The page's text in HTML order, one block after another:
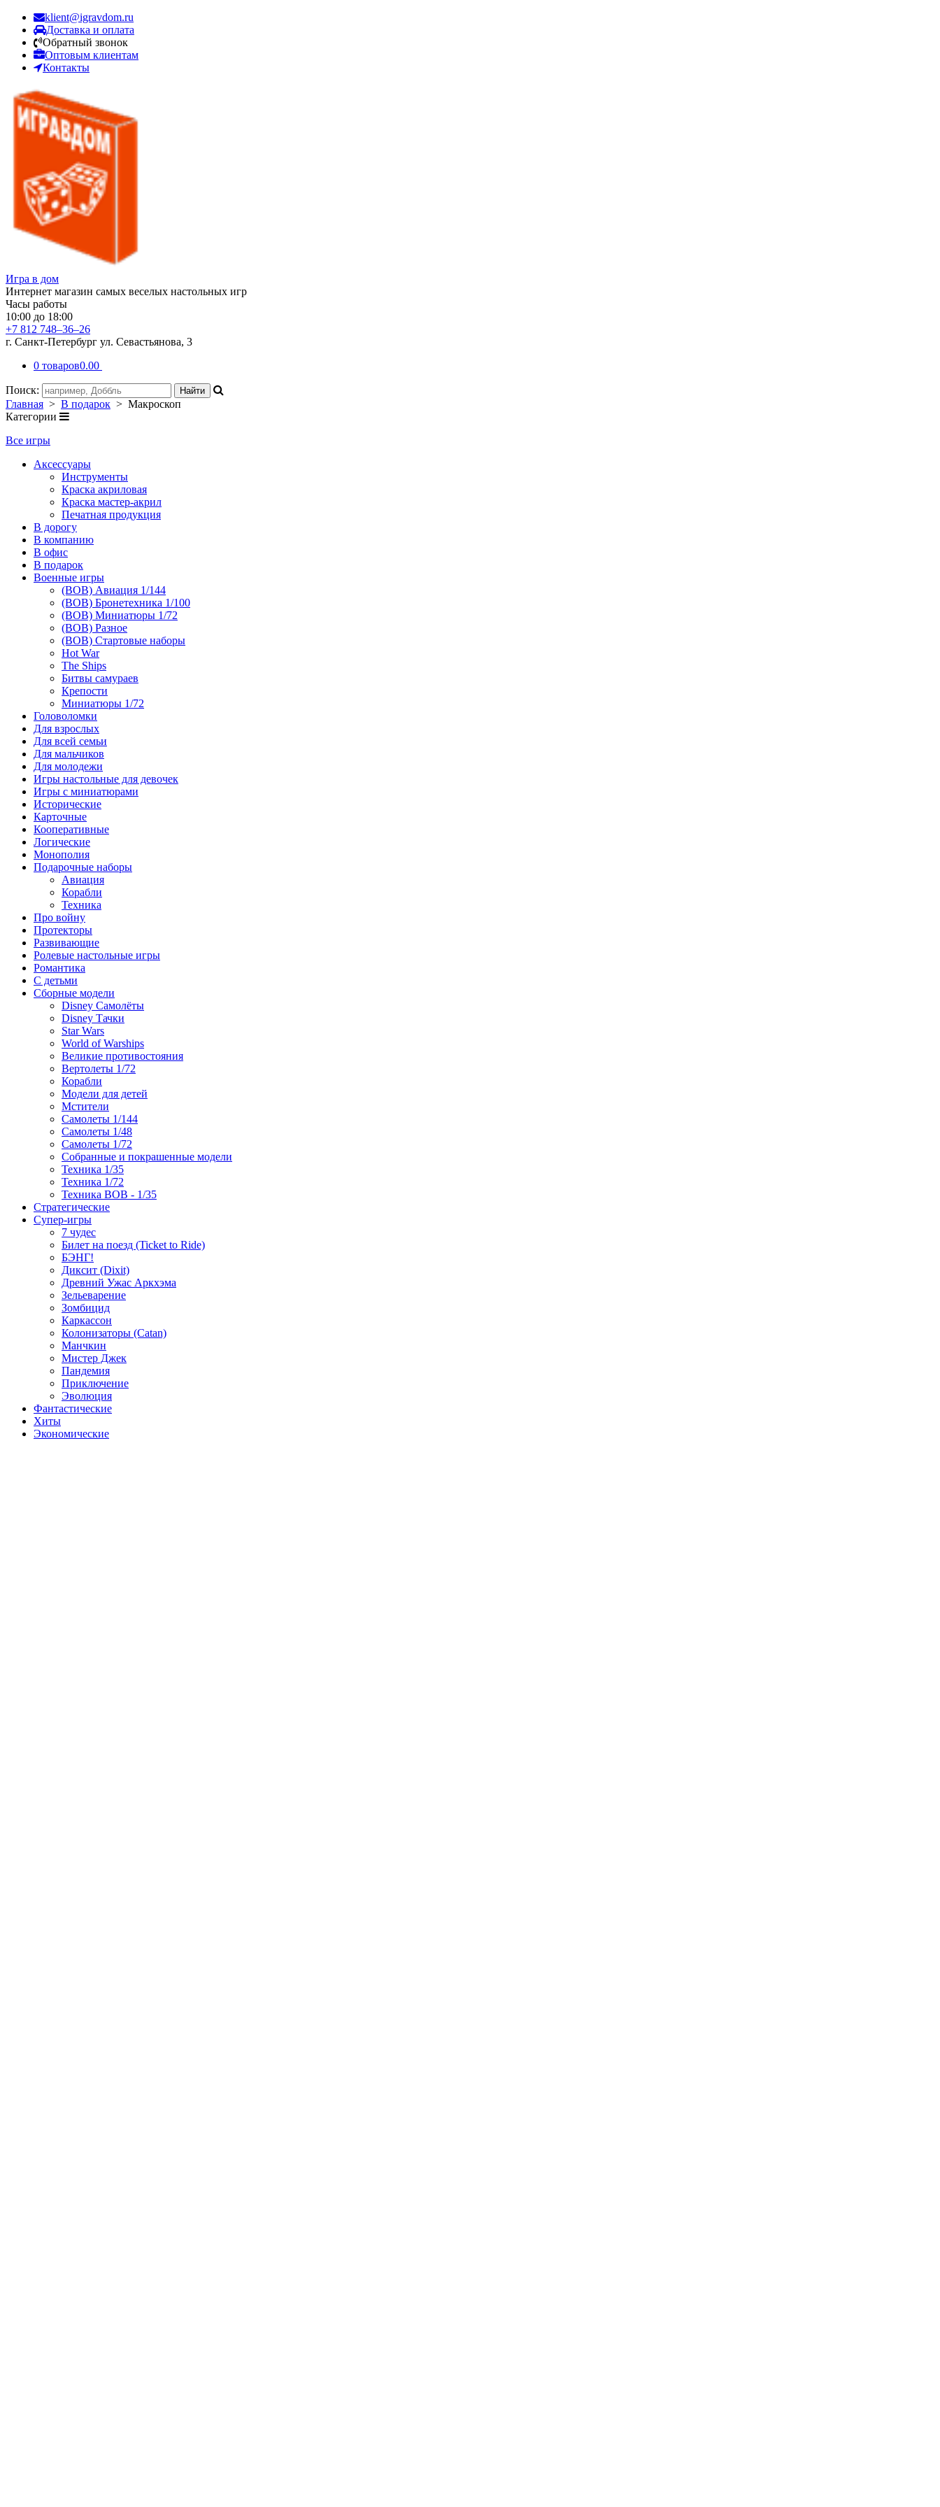
klient@igravdom.ru
Доставка и оплата
Обратный звонок
Оптовым клиентам
Контакты
Игра в дом
Интернет магазин самых веселых настольных игр
Часы работы
10:00 до 18:00
+7 812 748–36–26
г. Санкт-Петербург ул. Севастьянова, 3
0 товаров0.00
Поиск:
Главная > В подарок > Макроскоп
Категории
Все игры
Аксессуары
Инструменты
Краска акриловая
Краска мастер-акрил
Печатная продукция
В дорогу
В компанию
В офис
В подарок
Военные игры
(ВОВ) Авиация 1/144
(ВОВ) Бронетехника 1/100
(ВОВ) Миниатюры 1/72
(ВОВ) Разное
(ВОВ) Стартовые наборы
Hot War
The Ships
Битвы самураев
Крепости
Миниатюры 1/72
Головоломки
Для взрослых
Для всей семьи
Для мальчиков
Для молодежи
Игры настольные для девочек
Игры с миниатюрами
Исторические
Карточные
Кооперативные
Логические
Монополия
Подарочные наборы
Авиация
Корабли
Техника
Про войну
Протекторы
Развивающие
Ролевые настольные игры
Романтика
С детьми
Сборные модели
Disney Самолёты
Disney Тачки
Star Wars
World of Warships
Великие противостояния
Вертолеты 1/72
Корабли
Модели для детей
Мстители
Самолеты 1/144
Самолеты 1/48
Самолеты 1/72
Собранные и покрашенные модели
Техника 1/35
Техника 1/72
Техника ВОВ - 1/35
Стратегические
Супер-игры
7 чудес
Билет на поезд (Ticket to Ride)
БЭНГ!
Диксит (Dixit)
Древний Ужас Аркхэма
Зельеварение
Зомбицид
Каркассон
Колонизаторы (Catan)
Манчкин
Мистер Джек
Пандемия
Приключение
Эволюция
Фантастические
Хиты
Экономические